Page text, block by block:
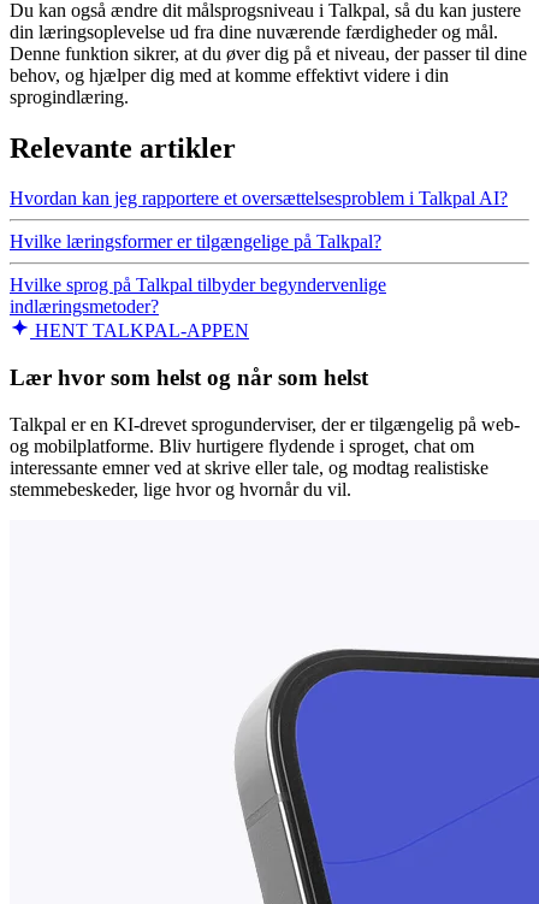
Du kan også ændre dit målsprogsniveau i Talkpal, så du kan justere
din læringsoplevelse ud fra dine nuværende færdigheder og mål.
Denne funktion sikrer, at du øver dig på et niveau, der passer til dine
behov, og hjælper dig med at komme effektivt videre i din
sprogindlæring.
Relevante artikler
Hvordan kan jeg rapportere et oversættelsesproblem i Talkpal AI?
Hvilke læringsformer er tilgængelige på Talkpal?
Hvilke sprog på Talkpal tilbyder begyndervenlige
indlæringsmetoder?
HENT TALKPAL-APPEN
Lær hvor som helst og når som helst
Talkpal er en KI-drevet sprogunderviser, der er tilgængelig på web-
og mobilplatforme. Bliv hurtigere flydende i sproget, chat om
interessante emner ved at skrive eller tale, og modtag realistiske
stemmebeskeder, lige hvor og hvornår du vil.